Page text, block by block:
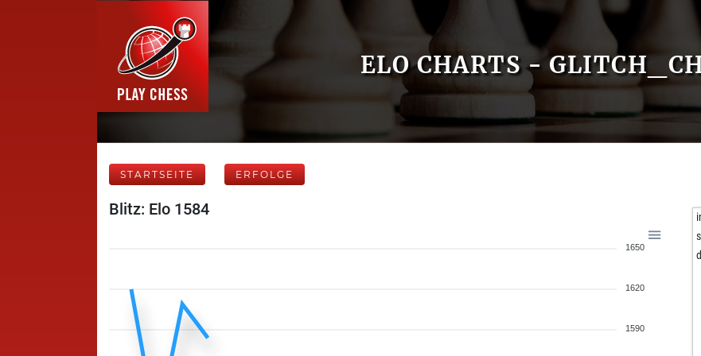
ELO CHARTS -
STARTSEITE ERFOLGE
Blitz: Elo 1584
1650
1620
1590